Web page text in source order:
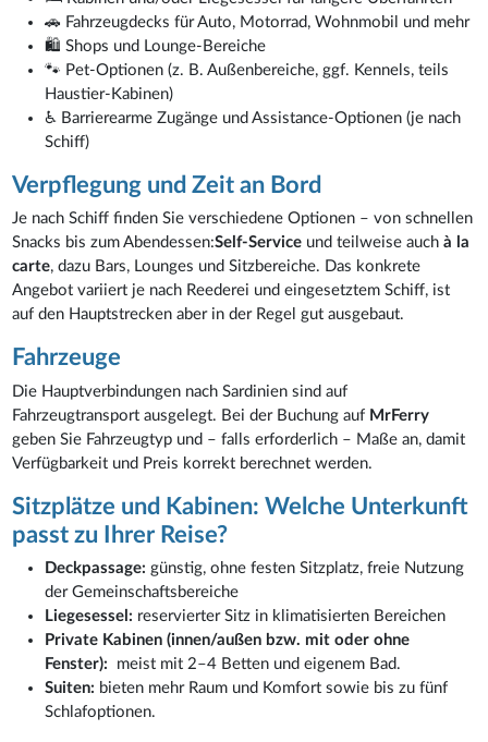
🚗 Fahrzeugdecks für Auto, Motorrad, Wohnmobil und mehr
🛍️ Shops und Lounge-Bereiche
🐾 Pet-Optionen (z. B. Außenbereiche, ggf. Kennels, teils
Haustier-Kabinen)
♿ Barrierearme Zugänge und Assistance-Optionen (je nach
Schiff)
Verpflegung und Zeit an Bord
Je nach Schiff finden Sie verschiedene Optionen – von schnellen
Snacks bis zum Abendessen:Self-Service und teilweise auchà la
carte, dazu Bars, Lounges und Sitzbereiche. Das konkrete
Angebot variiert je nach Reederei und eingesetztem Schiff, ist
auf den Hauptstrecken aber in der Regel gut ausgebaut.
Fahrzeuge
Die Hauptverbindungen nach Sardinien sind auf
Fahrzeugtransport ausgelegt. Bei der Buchung auf MrFerry
geben Sie Fahrzeugtyp und – falls erforderlich – Maße an, damit
Verfügbarkeit und Preis korrekt berechnet werden.
Sitzplätze und Kabinen: Welche Unterkunft
passt zu Ihrer Reise?
Deckpassage: günstig, ohne festen Sitzplatz, freie Nutzung
der Gemeinschaftsbereiche
Liegesessel: reservierter Sitz in klimatisierten Bereichen
Private Kabinen (innen/außen bzw. mit oder ohne
Fenster): meist mit 2–4 Betten und eigenem Bad.
Suiten: bieten mehr Raum und Komfort sowie bis zu fünf
Schlafoptionen.